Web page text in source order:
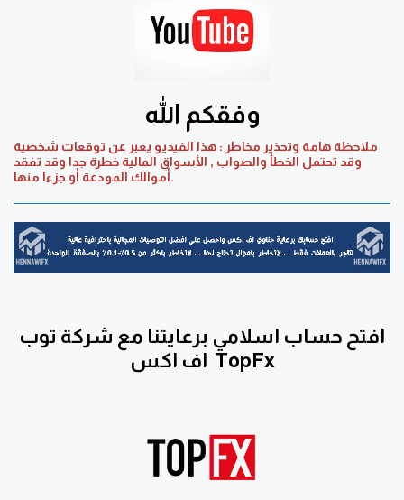
وفقكم الله
ملاحظة هامة وتحذير مخاطر : هذا الفيديو يعبر عن توقعات شخصية
وقد تحتمل الخطأ والصواب , الأسواق المالية خطرة جدا وقد تفقد
أموالك المودعة أو جزءا منها.
افتح حساب اسلامي برعايتنا مع شركة توب
اف اكس TopFx